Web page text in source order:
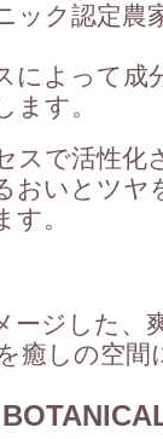
ック認定農
によって成
ます。
スで活性
おいとツ
。
ージした、
癒しの空間